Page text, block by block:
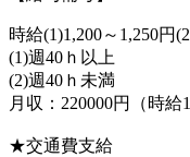
時給(1)1,200～1,250円
(1)週40ｈ以上
(2)週40ｈ未満
月収：220000円（時給
★交通費支給